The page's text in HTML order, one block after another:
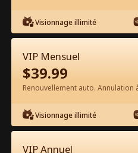
Épisode 15 - Le
complet
Visionnage illimité
VIP Mensuel
$39.99
Renouvellement auto. Annulation
Visionnage illimité
VIP Annuel